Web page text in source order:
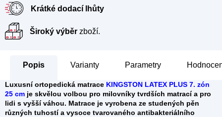
Krátké dodací lhůty
Široký výběr zboží.
Popis Parametry
Luxusní ortopedická matrace KINGSTON LATEX PLUS 7. zón
25 cm je skvělou volbou pro milovníky tvrdších matrací a pro
lidi s vyšší váhou. Matrace je vyrobena ze studených pěn
různých tuhostía vysoce tvarovaného antibakteriálního